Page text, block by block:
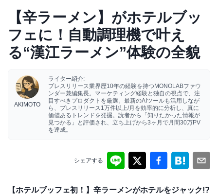
【辛ラーメン】がホテルブッ
フェに！自動調理機で叶え
る“漢江ラーメン”体験の全貌
AKIMOTO
ライター紹介:
プレスリリース業界歴10年の経験を持つMONOLABファウ
ンダー兼編集長。マーケティング経験と独自の視点で、注
目すべきプロダクトを厳選。最新のAIツールも活用しなが
ら、プレスリリース1万件以上/月を効率的に分析し、真に
価値あるトレンドを発掘。読者から「知りたかった情報が
見つかる」と評価され、立ち上げから3ヶ月で月間30万PV
を達成。
シェアする
【ホテルブッフェ初！】辛ラーメンがホテルをジャック!?